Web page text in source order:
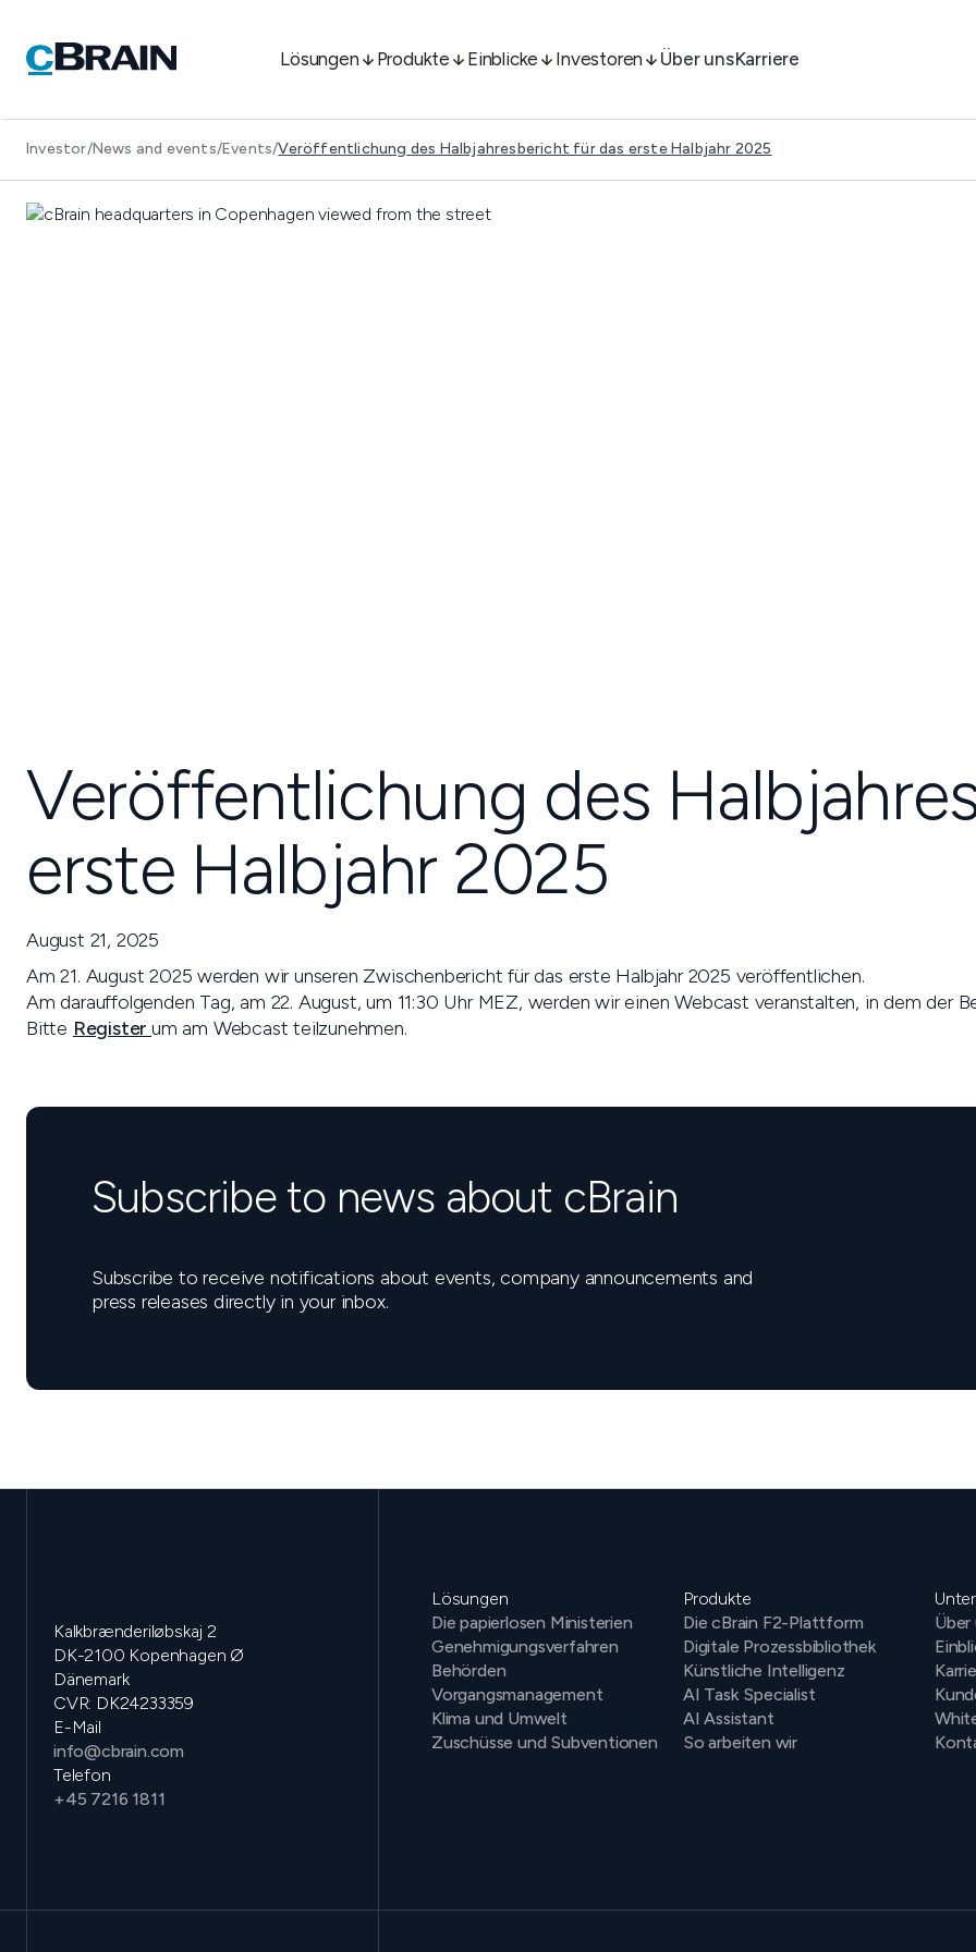
Lösungen Produkte Einblicke Investoren Über unsKarriere
Investor/News and events/Events/Veröffentlichung des Halbjahresbericht für das erste Halbjahr 2025
Veröffentlichung des
erste Halbjahr 2025
August 21, 2025
Am 21. August 2025 werden wir unseren Zwischenbericht für das erste Halbjahr 2025 veröffentlichen.
Am darauffolgenden Tag, am 22. August, um 11:30 Uhr MEZ, werden wir einen Webcast veranstalten, in dem der
Bitte Registerum am Webcast teilzunehmen.
Subscribe to news about cBrain
Subscribe to receive notifications about events, company announcements and
press releases directly in your inbox.
Kalkbrænderiløbskaj 2
DK-2100 Kopenhagen Ø
Dänemark
CVR: DK24233359
E-Mail
info@cbrain.com
Telefon
+45 7216 1811
Lösungen
Die papierlosen Ministerien
Genehmigungsverfahren
Behörden
Vorgangsmanagement
Klima und Umwelt
Zuschüsse und Subventionen
Produkte
Die cBrain F2-Plattform
Digitale Prozessbibliothek
Künstliche Intelligenz
AI Task Specialist
AI Assistant
So arbeiten wir
Über